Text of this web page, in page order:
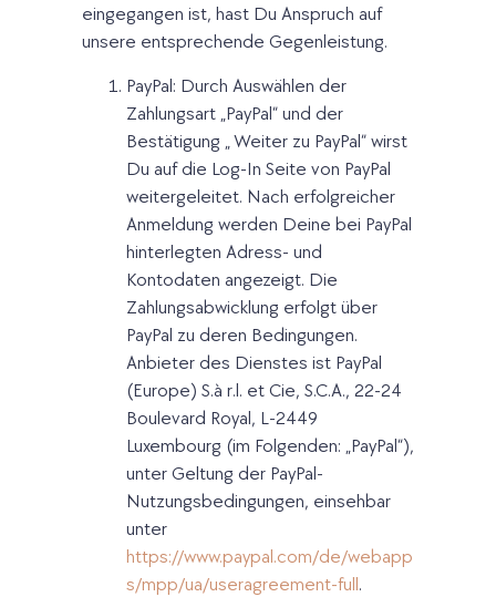
eingegangen ist, hast Du Anspruch auf
unsere entsprechende Gegenleistung.
PayPal: Durch Auswählen der
Zahlungsart „PayPal“ und der
Bestätigung „ Weiter zu PayPal“ wirst
Du auf die Log-In Seite von PayPal
weitergeleitet. Nach erfolgreicher
Anmeldung werden Deine bei PayPal
hinterlegten Adress- und
Kontodaten angezeigt. Die
Zahlungsabwicklung erfolgt über
PayPal zu deren Bedingungen.
Anbieter des Dienstes ist PayPal
(Europe) S.à r.l. et Cie, S.C.A., 22-24
Boulevard Royal, L-2449
Luxembourg (im Folgenden: „PayPal“),
unter Geltung der PayPal-
Nutzungsbedingungen, einsehbar
unter
https://www.paypal.com/de/webapp
s/mpp/ua/useragreement-full.